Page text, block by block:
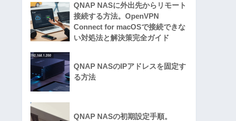
QNAP NASに外出先からリモート
接続する方法。OpenVPN
Connect for macOSで接続できな
い対処法と解決策完全ガイド
QNAP NASのIPアドレスを固定す
る方法
QNAP NASの初期設定手順。